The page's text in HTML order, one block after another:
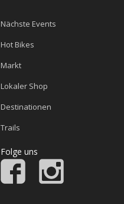
Nächste Events
Hot Bikes
Markt
Lokaler Shop
Destinationen
Trails
Folge uns